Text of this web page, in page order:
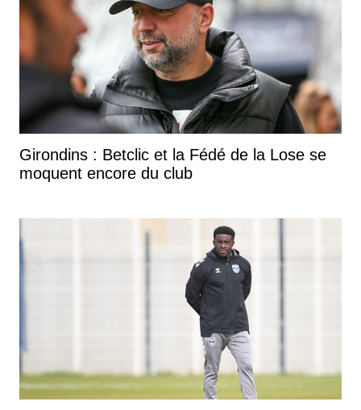
Girondins : Betclic et la Fédé de la Lose se
moquent encore du club